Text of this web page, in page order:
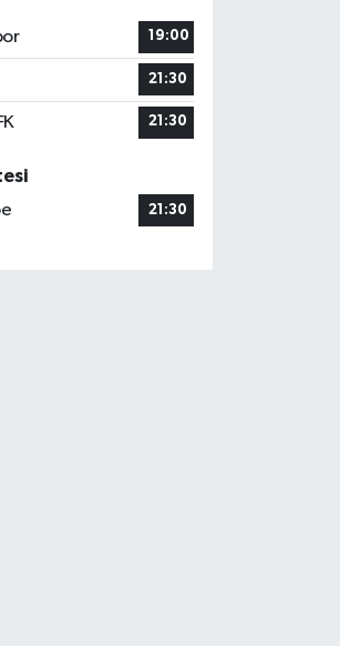
19:00
21:30
21:30
21:30